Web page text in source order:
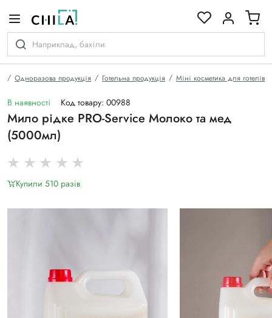
Одноразова продукція Готельна продукція Міні косметика для готелів
В наявності Код товару: 00988
Мило рідке PRO-Service Молоко та мед
(5000мл)
Купили 510 разiв
гамі